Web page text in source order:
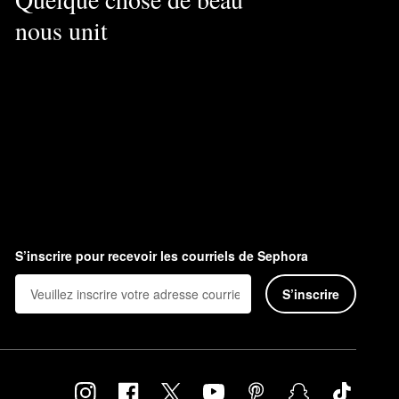
nous unit
S’inscrire pour recevoir les courriels de Sephora
S’inscrire